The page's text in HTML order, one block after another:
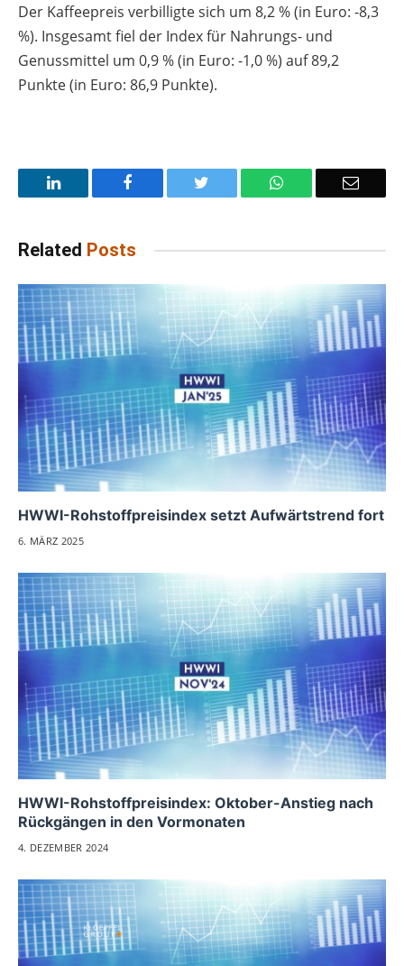
Der Kaffeepreis verbilligte sich um 8,2 % (in Euro: -8,3
%). Insgesamt fiel der Index für Nahrungs- und
Genussmittel um 0,9 % (in Euro: -1,0 %) auf 89,2
Punkte (in Euro: 86,9 Punkte).
LinkedIn Facebook WhatsApp Email
Related Posts
HWWI-Rohstoffpreisindex setzt Aufwärtstrend fort
6. MÄRZ 2025
HWWI-Rohstoffpreisindex: Oktober-Anstieg nach
Rückgängen in den Vormonaten
4. DEZEMBER 2024